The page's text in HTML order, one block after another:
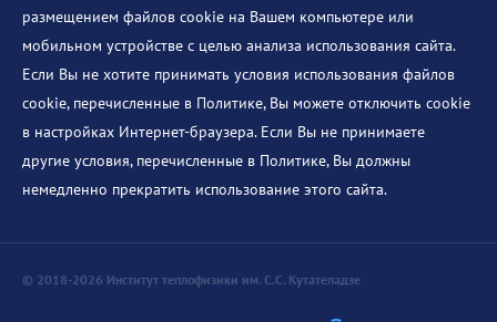
размещением файлов cookie на Вашем компьютере или
мобильном устройстве с целью анализа использования сайта.
Если Вы не хотите принимать условия использования файлов
cookie, перечисленные в Политике, Вы можете отключить cookie
в настройках Интернет-браузера. Если Вы не принимаете
другие условия, перечисленные в Политике, Вы должны
немедленно прекратить использование этого сайта.
© 2018-2026 Институт теплофизики им. С.С. Кутателадзе